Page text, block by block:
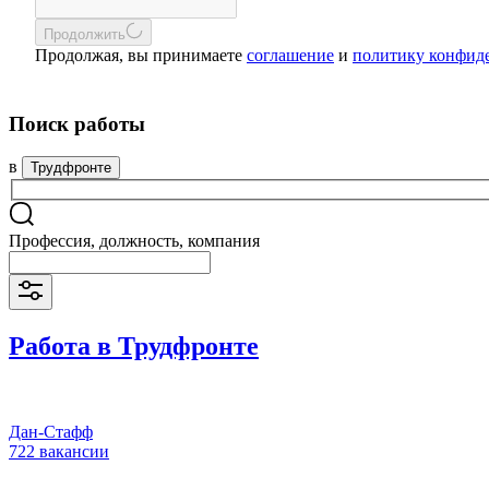
Продолжить
Продолжая, вы принимаете соглашение и политику
Поиск работы
в Трудфронте
Профессия, должность, компания
Работа в Трудфронте
Дан-Стафф
722 вакансии